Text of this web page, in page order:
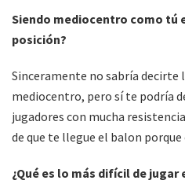
Siendo mediocentro como tú
posición?
Sinceramente no sabría decirte
mediocentro, pero sí te podría
jugadores con mucha
de que te llegue el balon
¿Qué es lo más difícil de